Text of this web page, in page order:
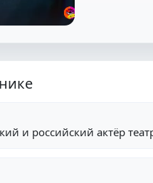
и российский актёр